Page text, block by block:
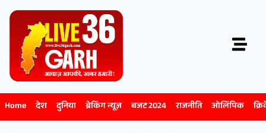
Home देश दुनिया ब्रेकिंग न्यूज़ बजट 2024 राजनीति ओलिंपिक